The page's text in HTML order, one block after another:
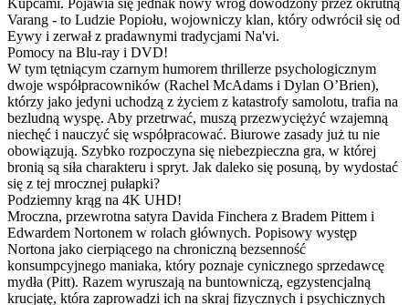
Kupcami. Pojawia się jednak nowy wróg dowodzony przez okrutną
Varang - to Ludzie Popiołu, wojowniczy klan, który odwrócił się od
Eywy i zerwał z pradawnymi tradycjami Na'vi.
Pomocy na Blu-ray i DVD!
W tym tętniącym czarnym humorem thrillerze psychologicznym
dwoje współpracowników (Rachel McAdams i Dylan O’Brien),
którzy jako jedyni uchodzą z życiem z katastrofy samolotu, trafia na
bezludną wyspę. Aby przetrwać, muszą przezwyciężyć wzajemną
niechęć i nauczyć się współpracować. Biurowe zasady już tu nie
obowiązują. Szybko rozpoczyna się niebezpieczna gra, w której
bronią są siła charakteru i spryt. Jak daleko się posuną, by wydostać
się z tej mrocznej pułapki?
Podziemny krąg na 4K UHD!
Mroczna, przewrotna satyra Davida Finchera z Bradem Pittem i
Edwardem Nortonem w rolach głównych. Popisowy występ
Nortona jako cierpiącego na chroniczną bezsenność
konsumpcyjnego maniaka, który poznaje cynicznego sprzedawcę
mydła (Pitt). Razem wyruszają na buntowniczą, egzystencjalną
krucjatę, która zaprowadzi ich na skraj fizycznych i psychicznych